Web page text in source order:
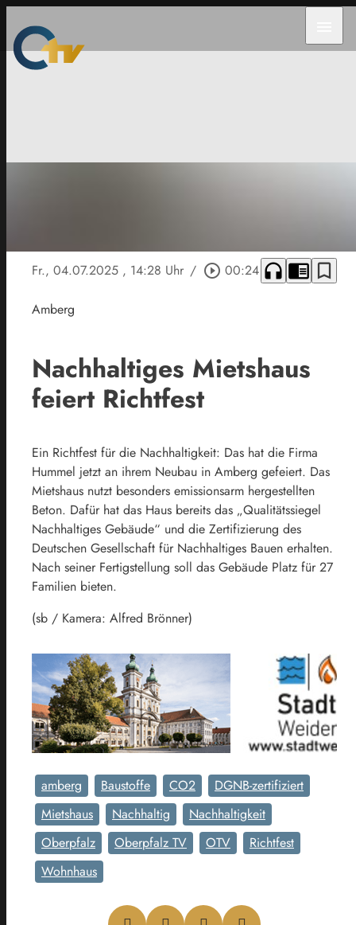
Fr., 04.07.2025 , 14:28 Uhr / play_circle_outline 00:24 headphones chrome_reader_mode bookmark_border
Amberg
Nachhaltiges Mietshaus
feiert Richtfest
Ein Richtfest für die Nachhaltigkeit: Das hat die Firma
Hummel jetzt an ihrem Neubau in Amberg gefeiert. Das
Mietshaus nutzt besonders emissionsarm hergestellten
Beton. Dafür hat das Haus bereits das „Qualitätssiegel
Nachhaltiges Gebäude“ und die Zertifizierung des
Deutschen Gesellschaft für Nachhaltiges Bauen erhalten.
Nach seiner Fertigstellung soll das Gebäude Platz für 27
Familien bieten.
(sb / Kamera: Alfred Brönner)
amberg Baustoffe CO2
DGNB-zertifiziert
Mietshaus
Nachhaltig
Nachhaltigkeit
Oberpfalz
Oberpfalz TV OTV
Richtfest
Wohnhaus